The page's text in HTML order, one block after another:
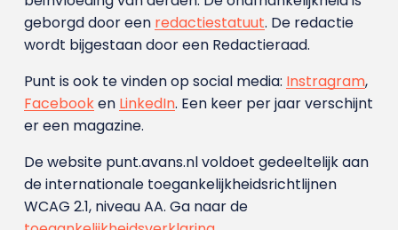
geborgd door een redactiestatuut. De redactie
wordt bijgestaan door een Redactieraad.
Punt is ook te vinden op social media: Instragram,
Facebooken LinkedIn. Een keer per jaar verschijnt
er een magazine.
De website punt.avans.nl voldoet gedeeltelijk aan
de internationale toegankelijkheidsrichtlijnen
WCAG 2.1, niveau AA. Ga naar de